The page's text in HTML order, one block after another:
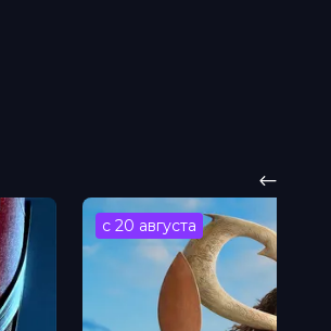
с 20 августа